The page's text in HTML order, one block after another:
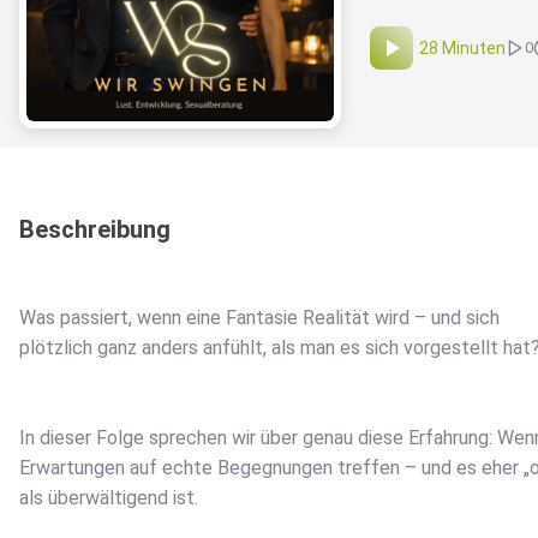
28 Minuten 0
Beschreibung
Was passiert, wenn eine Fantasie Realität wird – und sich
plötzlich ganz anders anfühlt, als man es sich vorgestellt hat?
In dieser Folge sprechen wir über genau diese Erfahrung:
Erwartungen auf echte Begegnungen treffen – und es eher
als überwältigend ist.